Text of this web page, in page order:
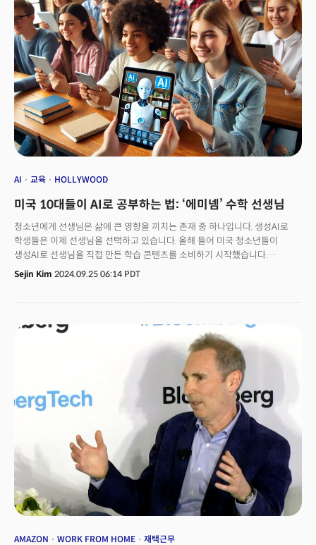
AI 교육 HOLLYWOOD
미국 10대들이 AI로 공부하는 법: ‘에미넴’ 수학 선생님
청소년에게 선생님은 삶에 큰 영향을 끼치는 존재 중 하나입니다. 생성AI로
학생들은 이제 선생님을 선택하고 있습니다. 올해 들어 미국 청소년들이
생성AI로 선생님을 직접 만든 학습 콘텐츠를 소비하기 시작했습니다.
스마트폰에서 세로형 영상 콘텐츠를 소비하는 데 익숙한 학생들을 위해
제작된 교육 클립 콘텐츠가 점점 늘어나고 있죠. 모건 프리먼, 킴 카다시안,
특징입니다.인스타그램의 팔로워 57만명을 보유한 @onlocklearning
계정에서는 가수 에미넴과 아리아나 그란데가 지수 함수의 개념을 설명하고
있습니다. 생성AI로 만들었죠. 래퍼 카디 비와 제프 베이조스 아마존 창업자가
Sejin Kim 2024.09.25 06:14 PDT
AMAZON WORK FROM HOME 재택근무